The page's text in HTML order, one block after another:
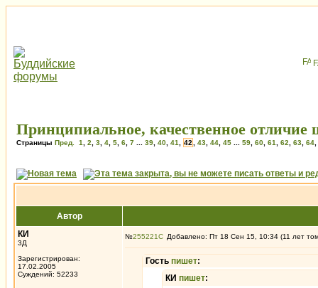
Принципиальное, качественное
Страницы Пред. 1 2 3 4 5 6 7 39 40 41 42 43 44 45 59 60 61 62 63 64
Автор
КИ
3Д
Зарегистрирован:
17.02.2005
Суждений: 52233
№255221 Добавлено: Пт 18 Сен 15, 10:34 (11 лет
Гость пишет:
КИ пишет: